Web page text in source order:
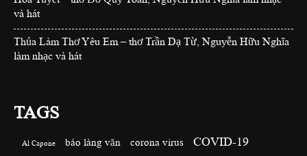
và hát
Thủa Làm Thơ Yêu Em – thơ Trần Dạ Từ, Nguyễn Hữu Nghĩa
làm nhạc và hát
TAGS
Al Capone báo làng văn corona virus COVID-19